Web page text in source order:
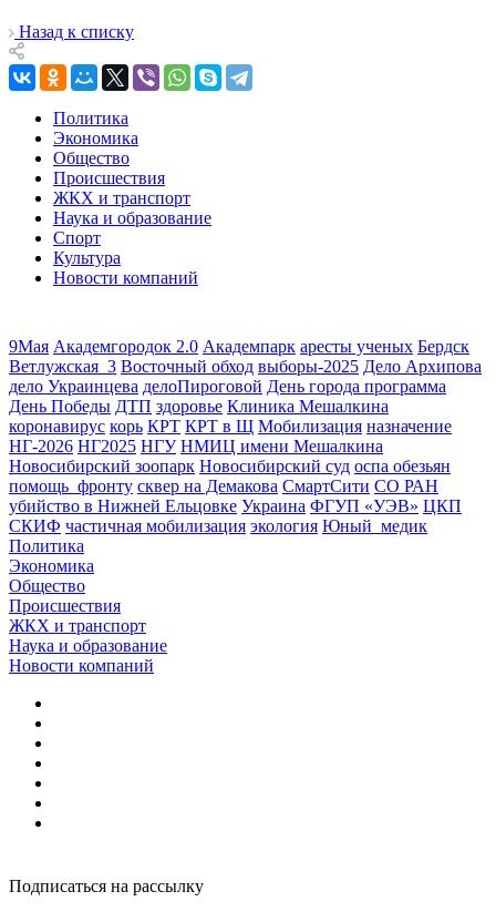
Назад к списку
Политика
Экономика
Общество
Происшествия
ЖКХ и транспорт
Наука и образование
Спорт
Культура
Новости компаний
9Мая Академгородок 2.0 Академпарк аресты ученых Бердск
Ветлужская_3 Восточный обход выборы-2025 Дело Архипова
дело Украинцева делоПироговой День города программа
День Победы ДТП здоровье Клиника Мешалкина
коронавирус корь КРТ КРТ в Щ Мобилизация назначение
НГ-2026 НГ2025 НГУ НМИЦ имени Мешалкина
Новосибирский зоопарк Новосибирский суд оспа обезьян
помощь_фронту сквер на Демакова СмартСити СО РАН
убийство в Нижней Ельцовке Украина ФГУП «УЭВ» ЦКП
СКИФ частичная мобилизация экология Юный_медик
Политика
Экономика
Общество
Происшествия
ЖКХ и транспорт
Наука и образование
Новости компаний
Подписаться на рассылку